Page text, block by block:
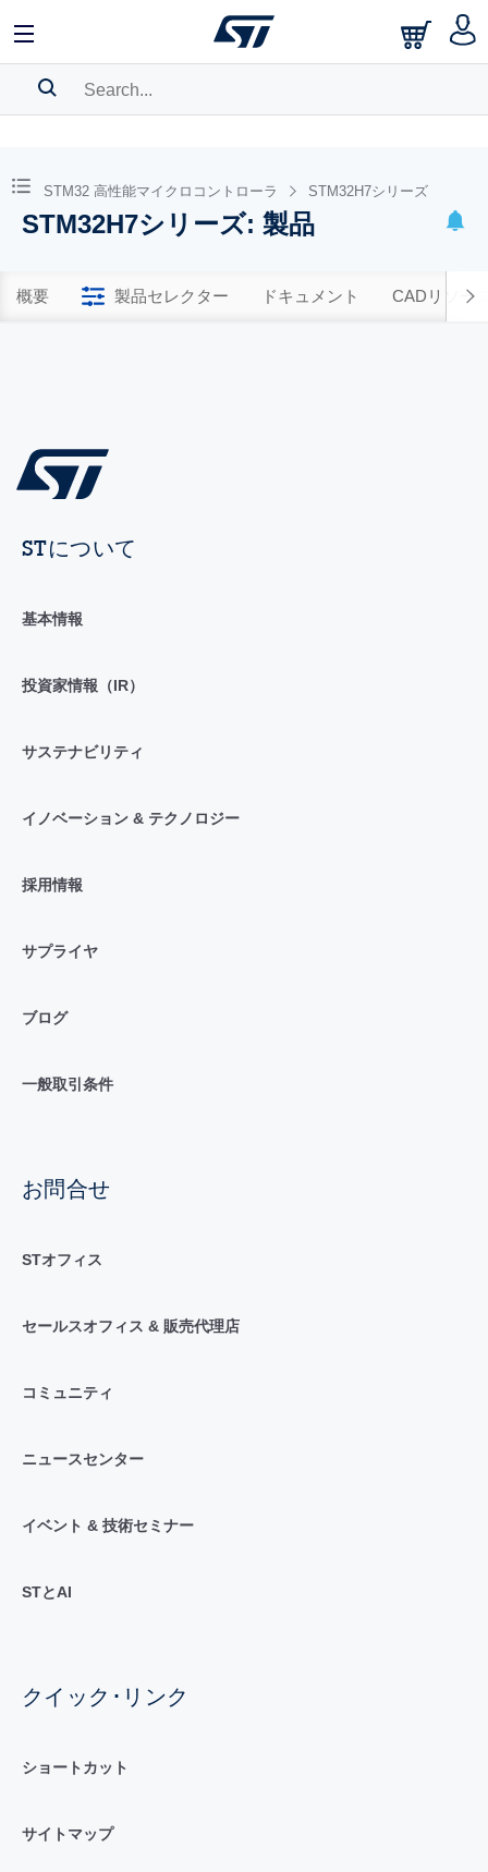
BOOKMARK
Pleaselog in to show your saved searches.
STM32 高性能マイクロコントローラ STM32H7シリーズ
STM32H7シリーズ: 製品
概要 製品セレクター ドキュメント CADリソー
STについて
基本情報
投資家情報（IR）
サステナビリティ
イノベーション & テクノロジー
採用情報
サプライヤ
ブログ
一般取引条件
お問合せ
STオフィス
セールスオフィス & 販売代理店
コミュニティ
ニュースセンター
イベント & 技術セミナー
STとAI
クイック･リンク
ショートカット
サイトマップ